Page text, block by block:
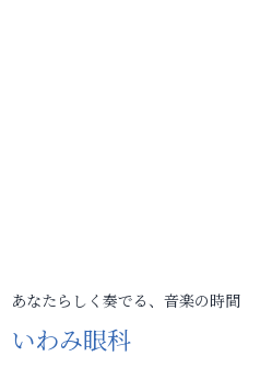
あなたらしく奏でる、音楽の時間
いわみ眼科